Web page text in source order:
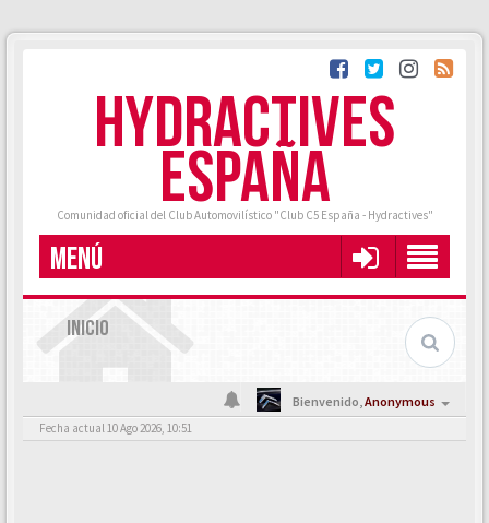
HYDRACTIVES
ESPAÑA
Comunidad oficial del Club Automovilístico "Club C5 España - Hydractives"
MENÚ
INICIO
Bienvenido,Anonymous
Fecha actual 10 Ago 2026, 10:51